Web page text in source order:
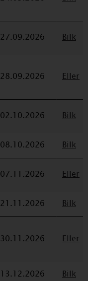
27.09.2026 Bilk
28.09.2026 Eller
02.10.2026 Bilk
08.10.2026
Bilk
07.11.2026 Eller
21.11.2026
Bilk
30.11.2026 Eller
13.12.2026 Bilk